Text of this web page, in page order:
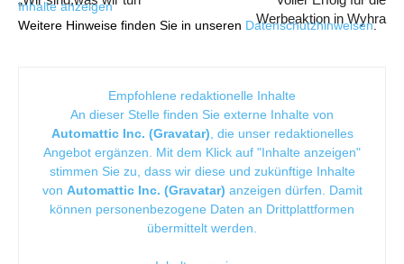
Inhalte anzeigen
Weitere Hinweise finden Sie in unseren Datenschutzhinweisen.
Werbeaktion in Wyhra
Empfohlene redaktionelle Inhalte
An dieser Stelle finden Sie externe Inhalte von
Automattic Inc. (Gravatar) , die unser redaktionelles
Angebot ergänzen. Mit dem Klick auf "Inhalte anzeigen"
stimmen Sie zu, dass wir diese und zukünftige Inhalte
von Automattic Inc. (Gravatar) anzeigen dürfen. Damit
können personenbezogene Daten an Drittplattformen
übermittelt werden.